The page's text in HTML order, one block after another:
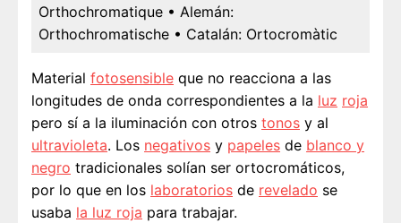
Orthochromatique • Alemán:
Orthochromatische • Catalán: Ortocromàtic
Material fotosensible que no reacciona a las
longitudes de onda correspondientes a la luz roja
pero sí a la iluminación con otros tonos y al
ultravioleta. Los negativos y papeles de blanco y
negro tradicionales solían ser ortocromáticos,
por lo que en los laboratorios de revelado se
usaba la luz roja para trabajar.